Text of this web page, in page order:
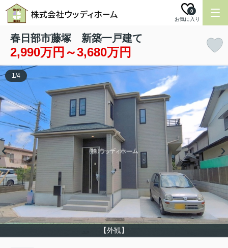
お気に入り
0
春日部市藤塚 新築一戸建て
2,990万円～3,680万円
【外観】
1/4